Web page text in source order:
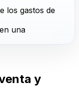
los gastos de
una
y